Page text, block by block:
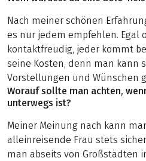
Nach meiner schönen
es nur jedem empfehlen. Egal
kontaktfreudig, jeder kommt
seine Kosten, denn man kann
Vorstellungen und Wünschen
Worauf sollte man achten,
unterwegs ist?
Meiner Meinung nach kann
alleinreisende Frau stets
man abseits von Großstädten